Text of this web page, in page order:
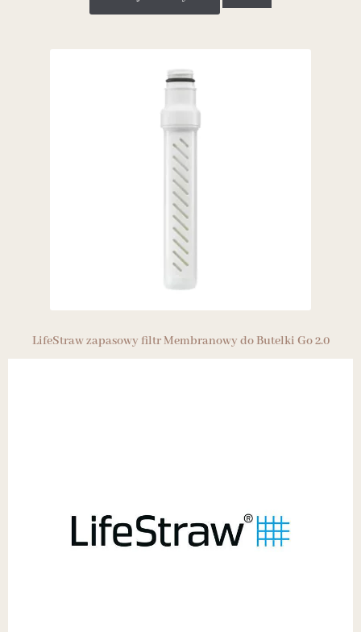
LifeStraw zapasowy filtr Membranowy do Butelki Go 2.0